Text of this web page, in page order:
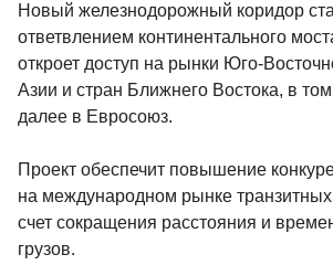
Новый железнодорожный коридор
ответвлением континентального
откроет доступ на рынки Юго-
Азии и стран Ближнего Востока, в
далее в Евросоюз.
Проект обеспечит повышение
на международном рынке транзитных
счет сокращения расстояния и
грузов.